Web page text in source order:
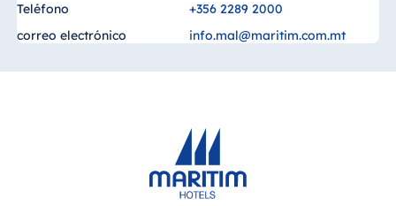
Teléfono
+356 2289 2000
correo electrónico
info.mal@maritim.com.mt